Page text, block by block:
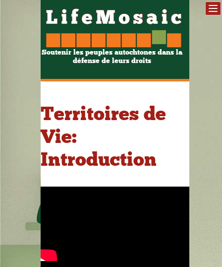
Soutenir les peuples autochtones dans la
défense de leurs droits
Territoires de
Vie:
Introduction